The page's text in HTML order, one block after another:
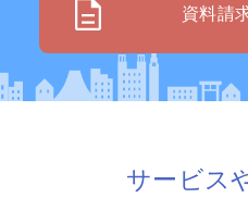
資料請
サービス